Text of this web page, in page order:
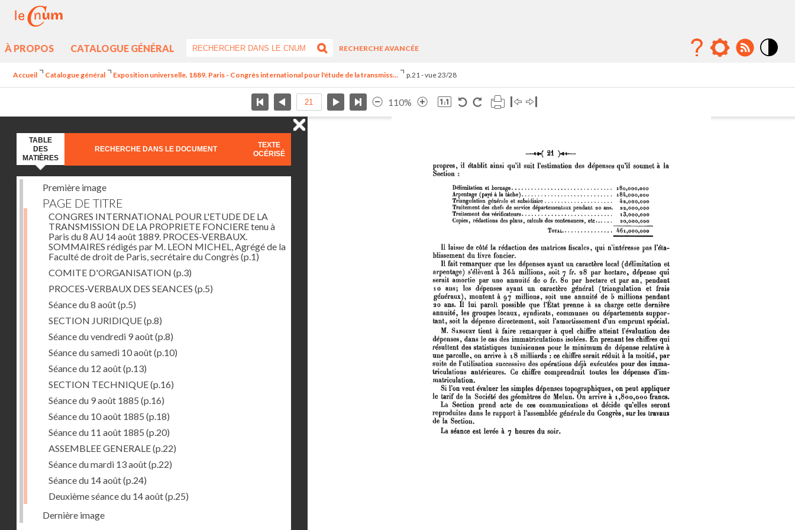
À PROPOS CATALOGUE GÉNÉRAL
RECHERCHE AVANCÉE
Accueil Catalogue général Exposition universelle. 1889. Paris - Congrès international pour l'étude de la transmiss... p.21 - vue 23/28
110%
TABLE
DES
MATIÈRES
RECHERCHE DANS LE DOCUMENT
TEXTE
OCÉRISÉ
Première image
PAGE DE TITRE
CONGRES INTERNATIONAL POUR L'ETUDE DE LA
TRANSMISSION DE LA PROPRIETE FONCIERE tenu à
Paris du 8 AU 14 août 1889. PROCES-VERBAUX.
SOMMAIRES rédigés par M. LEON MICHEL, Agrégé de la
Faculté de droit de Paris, secrétaire du Congrès (p.1)
COMITE D'ORGANISATION (p.3)
PROCES-VERBAUX DES SEANCES (p.5)
Séance du 8 août(p.5)
SECTION JURIDIQUE(p.8)
Séance du vendredi 9 août(p.8)
Séance du samedi 10 août(p.10)
Séance du 12 août(p.13)
SECTION TECHNIQUE(p.16)
Séance du 9 août 1885 (p.16)
Séance du 10 août 1885 (p.18)
Séance du 11 août 1885 (p.20)
ASSEMBLEE GENERALE(p.22)
Séance du mardi 13 août(p.22)
Séance du 14 août(p.24)
Deuxième séance du 14 août(p.25)
Dernière image